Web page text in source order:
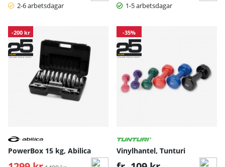
2-6 arbetsdagar
1-5 arbetsdagar
-200 kr
PowerBox 15 kg, Abilica
Ordinarie pris:
-35%
Vinylhantel, Tunturi